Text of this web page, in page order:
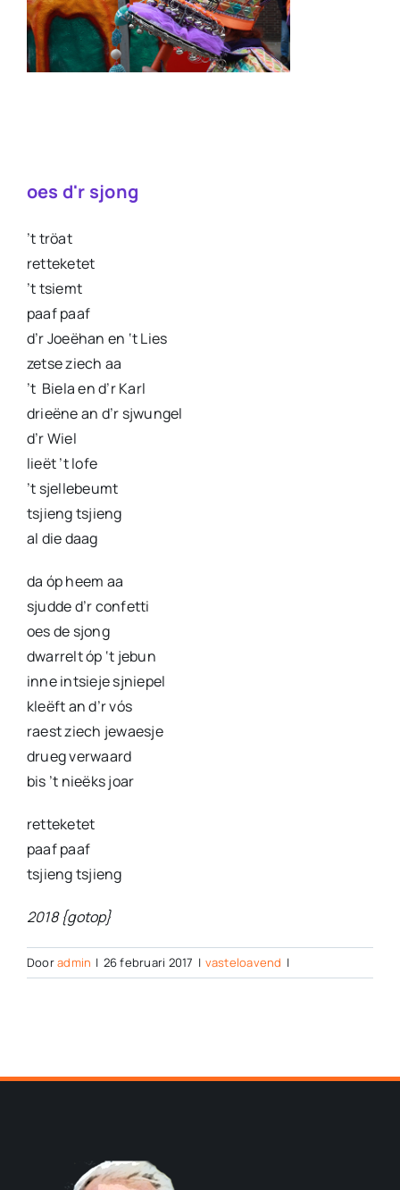
oes d'r sjong
’t tröat
retteketet
’t tsiemt
paaf paaf
d’r Joeëhan en ‘t Lies
zetse ziech aa
’t Biela en d’r Karl
drieëne an d’r sjwungel
d’r Wiel
lieët ’t lofe
’t sjellebeumt
tsjieng tsjieng
al die daag
da óp heem aa
sjudde d’r confetti
oes de sjong
dwarrelt óp ‘t jebun
inne intsieje sjniepel
kleëft an d’r vós
raest ziech jewaesje
drueg verwaard
bis ’t nieëks joar
retteketet
paaf paaf
tsjieng tsjieng
2018 {gotop}
Dooradmin | 26 februari 2017 | vasteloavend |